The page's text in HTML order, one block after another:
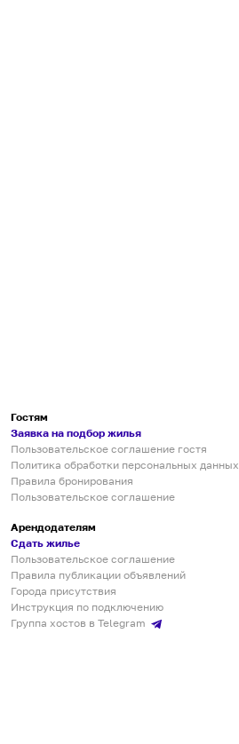
Гостям
Заявка на подбор жилья
Пользовательское соглашение гостя
Политика обработки персональных данных
Правила бронирования
Пользовательское соглашение
Арендодателям
Сдать жилье
Пользовательское соглашение
Правила публикации объявлений
Города присутствия
Инструкция по подключению
Группа хостов в Telegram